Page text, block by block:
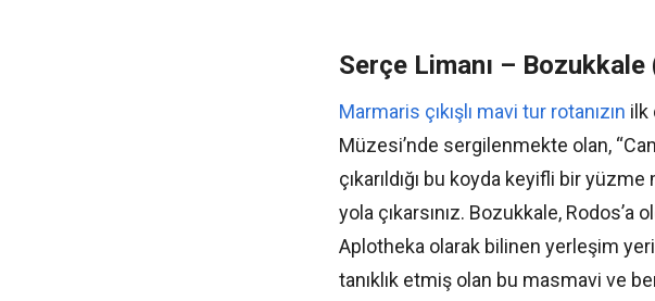
Serçe Limanı –
Marmaris çıkışlı mavi tur rotanızın ilk
Müzesi’nde sergilenmekte olan,
çıkarıldığı bu koyda keyifli bir
yola çıkarsınız. Bozukkale,
Aplotheka olarak bilinen yerleşim
tanıklık etmiş olan bu masmavi ve